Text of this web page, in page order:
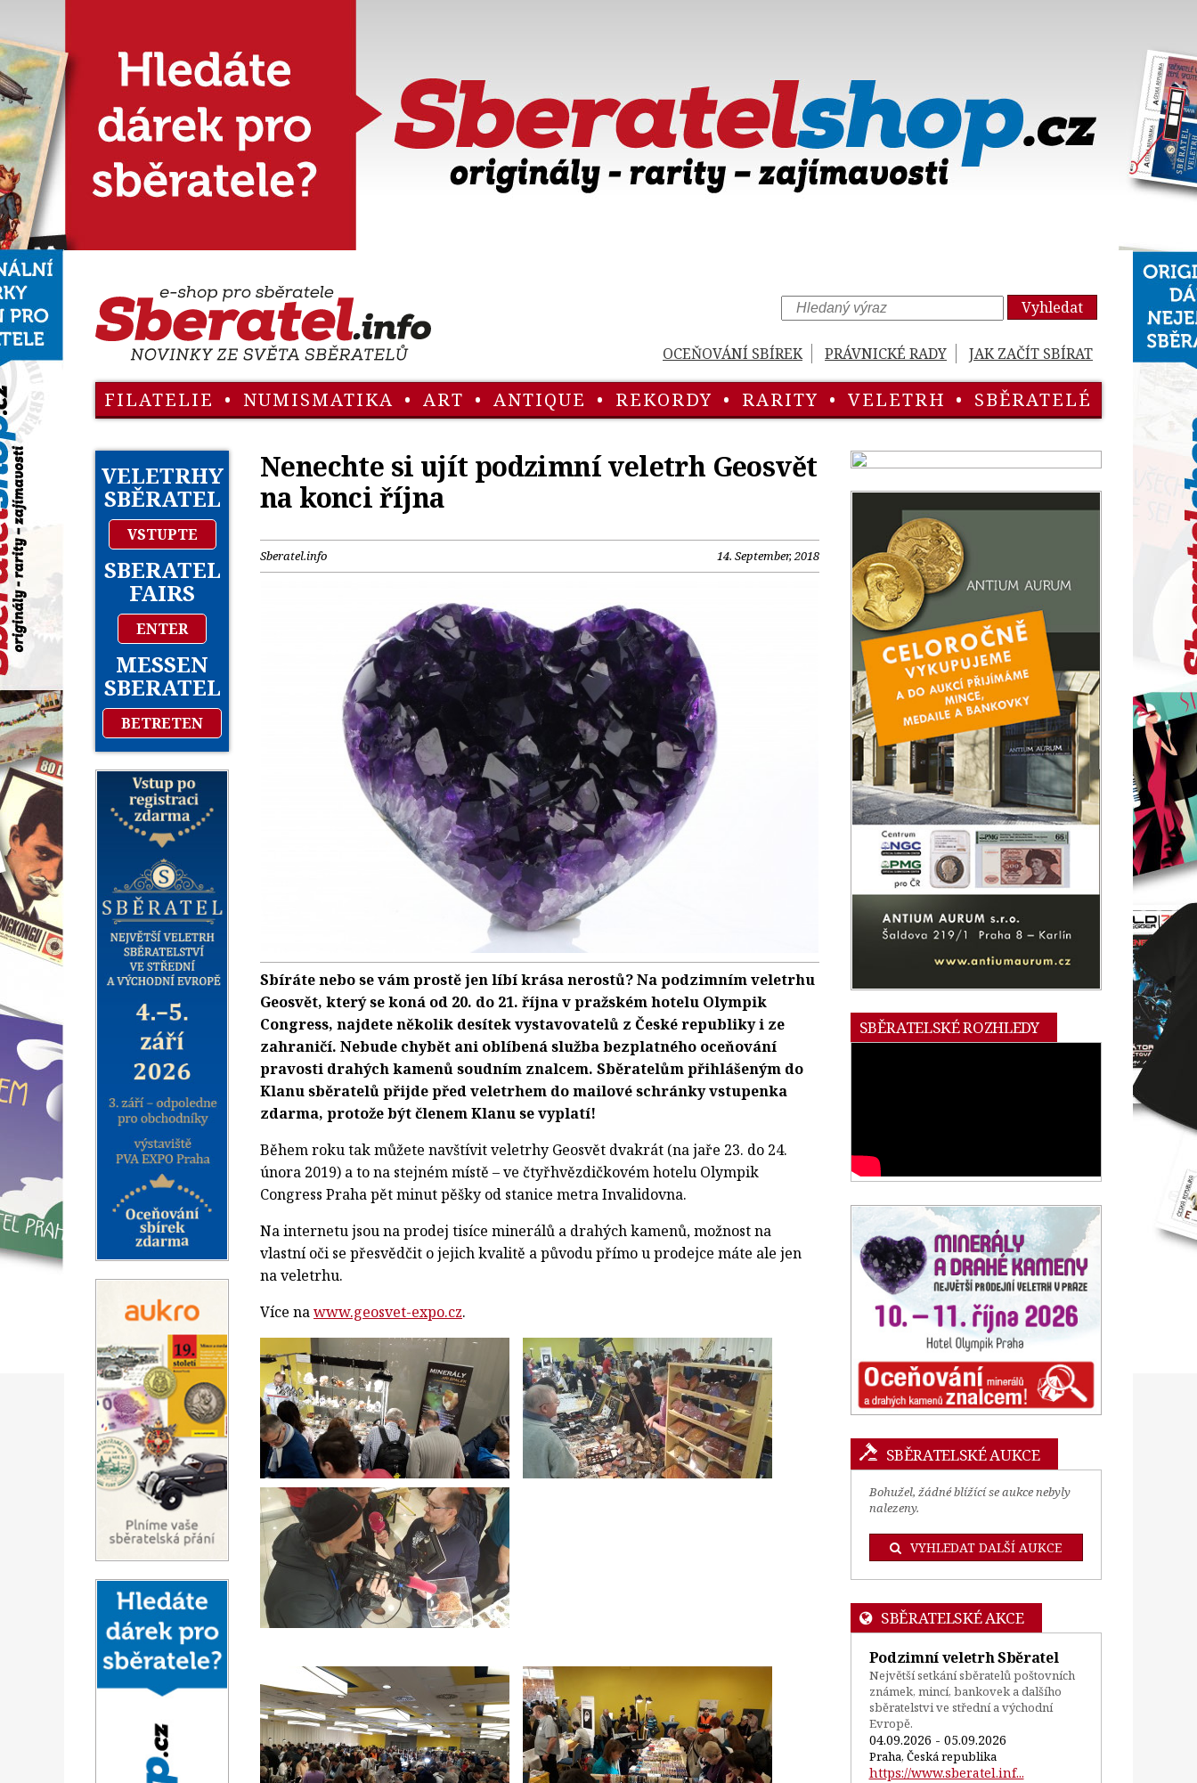
Vyhledat
OCEŇOVÁNÍ SBÍREK PRÁVNICKÉ RADY JAK ZAČÍT SBÍRAT
FILATELIE • NUMISMATIKA • ART • ANTIQUE • REKORDY • RARITY • VELETRH • SBĚRATELÉ
VELETRHY
SBĚRATEL
VSTUPTE
SBERATEL
FAIRS
ENTER
MESSEN
SBERATEL
BETRETEN
Nenechte si ujít podzimní veletrh Geosvět
na konci října
Sberatel.info 14. September, 2018
Sbíráte nebo se vám prostě jen líbí krása nerostů? Na podzimním veletrhu
Geosvět, který se koná od 20. do 21. října v pražském hotelu Olympik
Congress, najdete několik desítek vystavovatelů z České republiky i ze
zahraničí. Nebude chybět ani oblíbená služba bezplatného oceňování
pravosti drahých kamenů soudním znalcem. Sběratelům přihlášeným do
Klanu sběratelů přijde před veletrhem do mailové schránky vstupenka
zdarma, protože být členem Klanu se vyplatí!
Během roku tak můžete navštívit veletrhy Geosvět dvakrát (na jaře 23. do 24.
února 2019) a to na stejném místě – ve čtyřhvězdičkovém hotelu Olympik
Congress Praha pět minut pěšky od stanice metra Invalidovna.
Na internetu jsou na prodej tisíce minerálů a drahých kamenů, možnost na
vlastní oči se přesvědčit o jejich kvalitě a původu přímo u prodejce máte ale jen
na veletrhu.
Více nawww.geosvet-expo.cz.
SBĚRATELSKÉ ROZHLEDY
SBĚRATELSKÉ AUKCE
Bohužel, žádné blížící se aukce nebyly
nalezeny.
VYHLEDAT DALŠÍ AUKCE
SBĚRATELSKÉ AKCE
Podzimní veletrh Sběratel
Největší setkání sběratelů poštovních
známek, mincí, bankovek a dalšího
sběratelstvi ve střední a východní
Evropě.
04.09.2026 - 05.09.2026
Praha, Česká republika
https://www.sberatel.inf...